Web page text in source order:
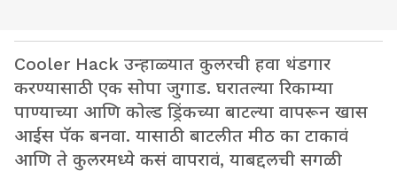
Cooler Hack उन्हाळ्यात कुलरची हवा थंडगार
करण्यासाठी एक सोपा जुगाड. घरातल्या रिकाम्या
पाण्याच्या आणि कोल्ड ड्रिंकच्या बाटल्या वापरून खास
आईस पॅक बनवा. यासाठी बाटलीत मीठ का टाकावं
आणि ते कुलरमध्ये कसं वापरावं, याबद्दलची सगळी